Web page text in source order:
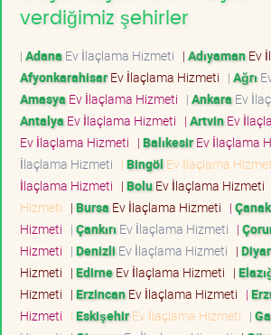
verdiğimiz şehirler
| Adana Ev İlaçlama Hizmeti | AdıyamanEv
AfyonkarahisarEv İlaçlama Hizmeti | Ağrı
Amasya Ev İlaçlama Hizmeti | Ankara Ev
Antalya Ev İlaçlama Hizmeti | ArtvinEv
Ev İlaçlama Hizmeti | BalıkesirEv İlaçlama
İlaçlama Hizmeti | Bingöl Ev İlaçlama
İlaçlama Hizmeti | BoluEv İlaçlama Hizmeti
Hizmeti | Bursa Ev İlaçlama Hizmeti |
Hizmeti | Çankırı Ev İlaçlama Hizmeti |
Hizmeti | Denizli Ev İlaçlama Hizmeti |
Hizmeti | EdirneEv İlaçlama Hizmeti |
Hizmeti | ErzincanEv İlaçlama Hizmeti |
Hizmeti | EskişehirEv İlaçlama Hizmeti |